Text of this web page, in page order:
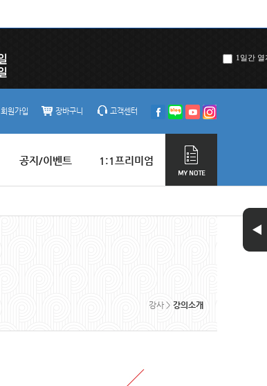
1일간 열
회원가입 장바구니 고객센터
공지/이벤트 1:1프리미엄
강사 > 강의소개